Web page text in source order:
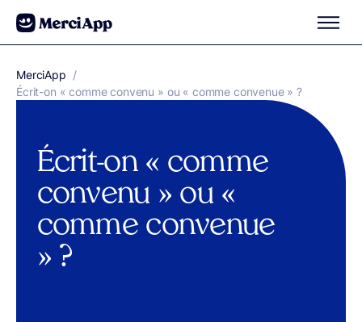
Aller au contenu
MerciApp correcteur orthographe
/
Écrit-on « comme convenu » ou « comme convenue » ?
Écrit-on « comme
convenu » ou «
comme convenue
» ?